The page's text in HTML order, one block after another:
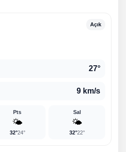
Açık
27°
9 km/s
Pts
🌤️
32°24°
Sal
🌤️
32°22°